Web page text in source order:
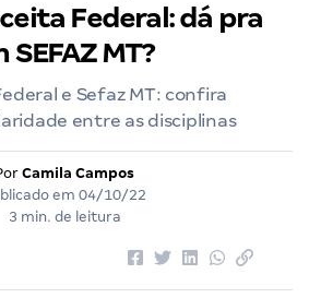
Federal: dá pra
MT?
e Sefaz MT: confira
entre as disciplinas
Camila Campos
em 04/10/22
3 min. de leitura